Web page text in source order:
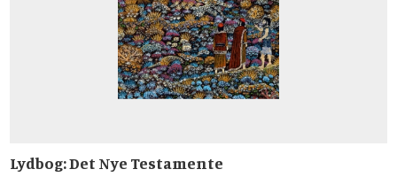
Lydbog: Det Nye Testamente